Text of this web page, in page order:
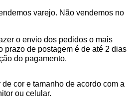
varejo. Não vendemos no
o envio dos pedidos o mais
prazo de postagem é de até 2 dias
do pagamento.
cor e tamanho de acordo com a
ou celular.